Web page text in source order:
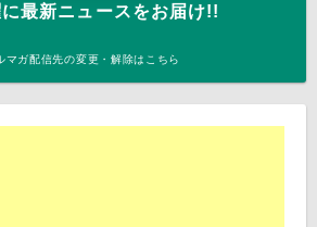
最新ニュースをお届け!!
ガ配信先の変更・解除はこちら